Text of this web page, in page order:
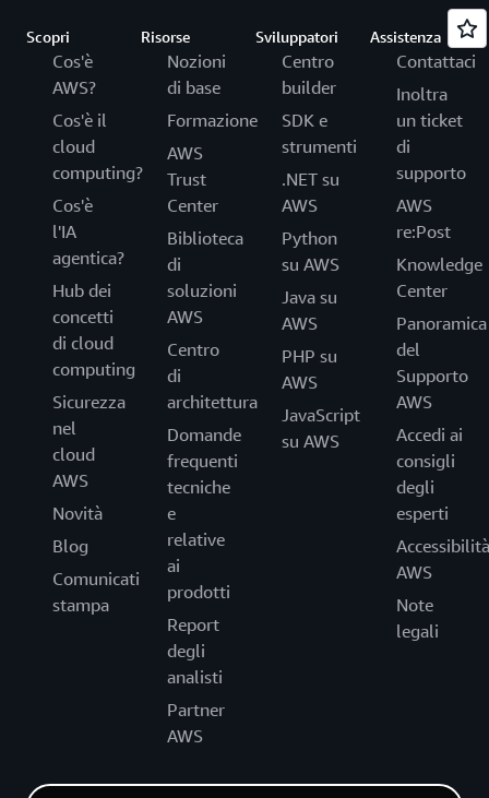
Scopri
Cos'è
AWS?
Cos'è il
cloud
computing?
Cos'è
l'IA
agentica?
Hub dei
concetti
di cloud
computing
Sicurezza
nel
cloud
AWS
Novità
Blog
Comunicati
stampa
Risorse
Nozioni
di base
Formazione
AWS
Trust
Center
Biblioteca
di
soluzioni
AWS
Centro
di
architettura
Domande
frequenti
tecniche
e
relative
ai
prodotti
Report
degli
analisti
Partner
AWS
Sviluppatori
Centro
builder
SDK e
strumenti
.NET su
AWS
Python
su AWS
Java su
AWS
PHP su
AWS
JavaScript
su AWS
Assistenza
Contattaci
Inoltra
un ticket
di
supporto
AWS
re:Post
Knowledge
Center
Panoramica
del
Supporto
AWS
Accedi ai
consigli
degli
esperti
Accessibilità
AWS
Note
legali